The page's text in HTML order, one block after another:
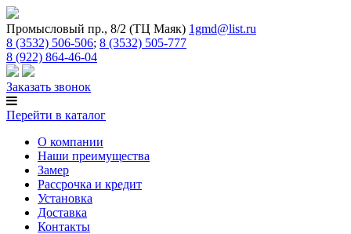
Промысловый пр., 8/2 (ТЦ Маяк) 1gmd@list.ru
8 (3532) 506-506; 8 (3532) 505-777
8 (922) 864-46-04
Заказать звонок
Перейти в каталог
О компании
Наши преимущества
Замер
Рассрочка и кредит
Установка
Доставка
Контакты